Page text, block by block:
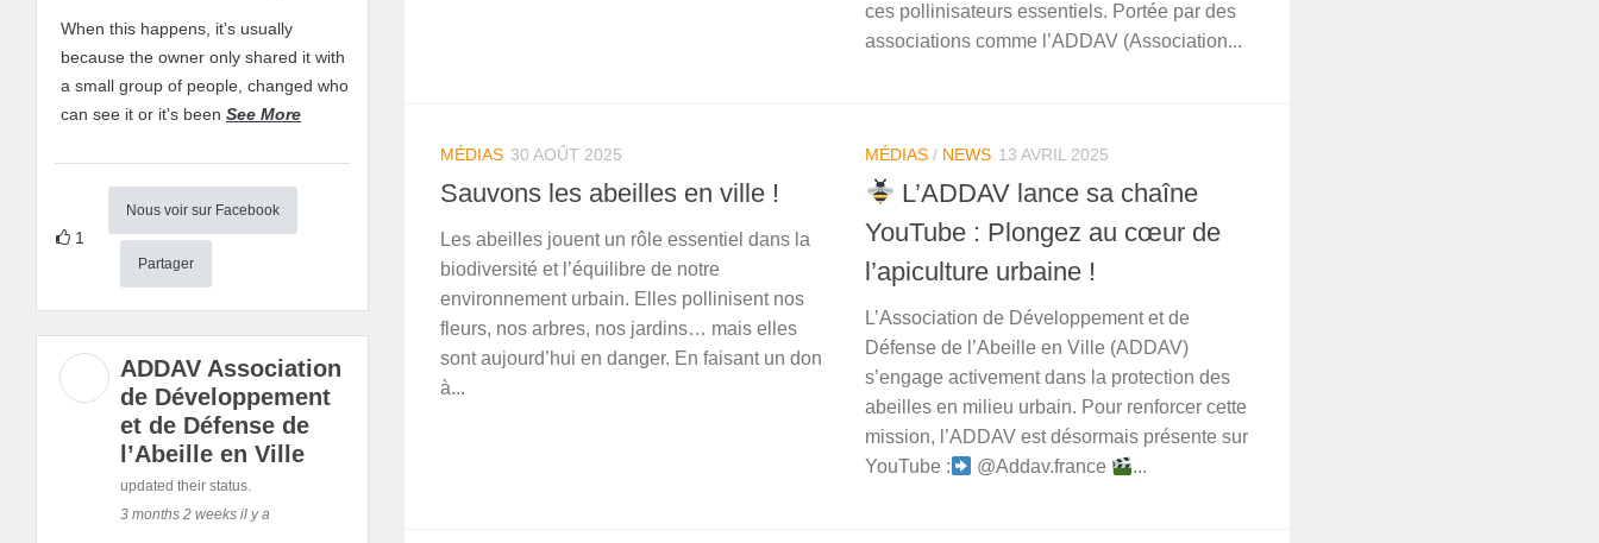
ces pollinisateurs essentiels. Portée par des
associations comme l’ADDAV (Association...
MÉDIAS 30 AOÛT 2025
Sauvons les abeilles en ville !
Les abeilles jouent un rôle essentiel dans la
biodiversité et l’équilibre de notre
environnement urbain. Elles pollinisent nos
fleurs, nos arbres, nos jardins… mais elles
sont aujourd’hui en danger. En faisant un don
à...
MÉDIAS / NEWS 13 AVRIL 2025
L’ADDAV lance sa chaîne
YouTube : Plongez au cœur de
l’apiculture urbaine !
L’Association de Développement et de
Défense de l’Abeille en Ville (ADDAV)
s’engage activement dans la protection des
abeilles en milieu urbain. Pour renforcer cette
mission, l’ADDAV est désormais présente sur
YouTube :
@Addav.france ...
When this happens, it's usually
because the owner only shared it with
a small group of people, changed who
can see it or it's been See More
1
Nous voir sur Facebook
Partager
ADDAV Association
de Développement
et de Défense de
l’Abeille en Ville
updated their status.
3 months 2 weeks il y a